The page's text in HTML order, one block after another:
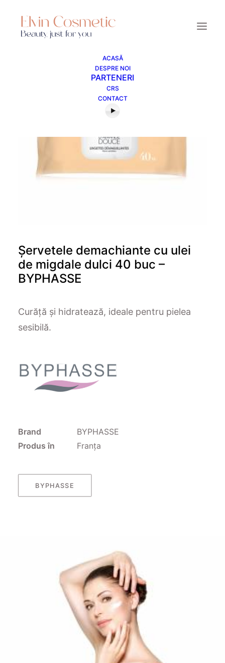
ACASĂ
DESPRE NOI
PARTENERI
CRS
CONTACT
Șervetele demachiante cu ulei
de migdale dulci 40 buc –
BYPHASSE
Curăță și hidratează, ideale pentru pielea
sesibilă.
Brand
BYPHASSE
Produs în
Franța
BYPHASSE